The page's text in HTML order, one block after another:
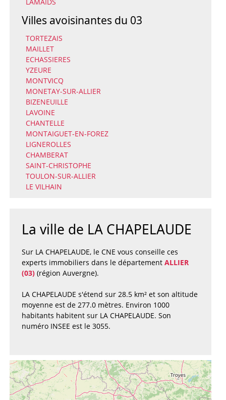
Villes avoisinantes du 03
TORTEZAIS
MAILLET
ECHASSIERES
YZEURE
MONTVICQ
MONETAY-SUR-ALLIER
BIZENEUILLE
LAVOINE
CHANTELLE
MONTAIGUET-EN-FOREZ
LIGNEROLLES
CHAMBERAT
SAINT-CHRISTOPHE
TOULON-SUR-ALLIER
LE VILHAIN
La ville de LA CHAPELAUDE
Sur LA CHAPELAUDE, le CNE vous conseille ces
experts immobiliers dans le département ALLIER
(03)(région Auvergne).
LA CHAPELAUDE s'étend sur 28.5 km² et son altitude
moyenne est de 277.0 mètres. Environ 1000
habitants habitent sur LA CHAPELAUDE. Son
numéro INSEE est le 3055.